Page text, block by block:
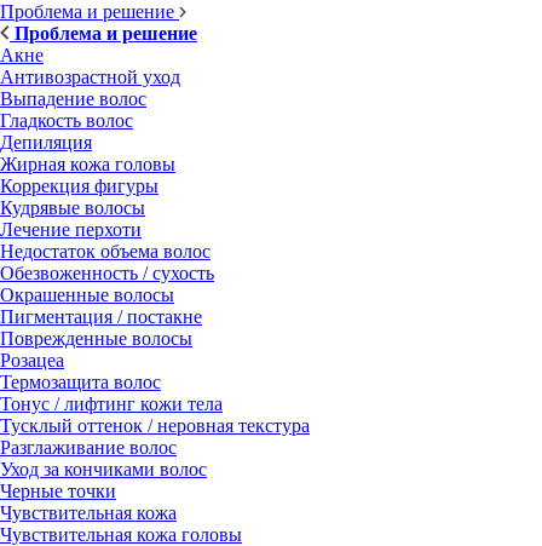
Проблема и решение
Проблема и решение
Акне
Антивозрастной уход
Выпадение волос
Гладкость волос
Депиляция
Жирная кожа головы
Коррекция фигуры
Кудрявые волосы
Лечение перхоти
Недостаток объема волос
Обезвоженность / сухость
Окрашенные волосы
Пигментация / постакне
Поврежденные волосы
Розацеа
Термозащита волос
Тонус / лифтинг кожи тела
Тусклый оттенок / неровная текстура
Разглаживание волос
Уход за кончиками волос
Черные точки
Чувствительная кожа
Чувствительная кожа головы